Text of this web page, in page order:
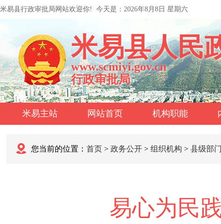
米易县行政审批局网站欢迎你! 今天是： 2026年8月8日 星期六
米易县人民
www.scmiyi.gov.cn
行政审批局
米易主站 网站首页 机构职能
您当前的位置： 首页 > 政务公开 > 组织机构 > 县级部
易心为民